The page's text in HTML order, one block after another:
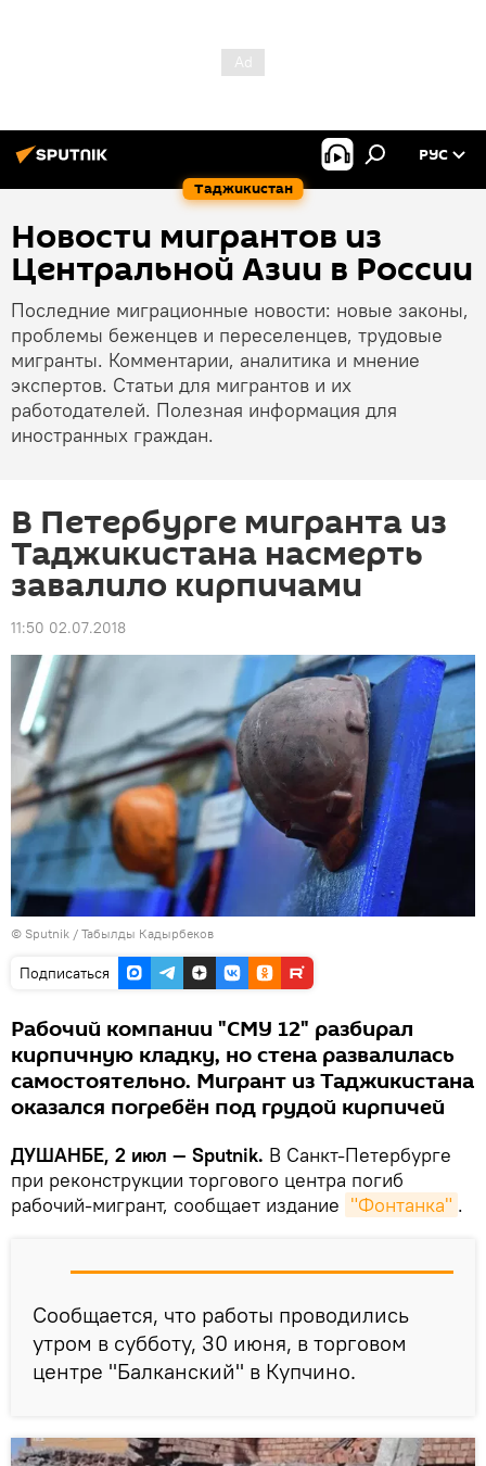
Таджикистан
РУС
Новости мигрантов из
Центральной Азии в России
Последние миграционные новости: новые законы,
проблемы беженцев и переселенцев, трудовые
мигранты. Комментарии, аналитика и мнение
экспертов. Статьи для мигрантов и их
работодателей. Полезная информация для
иностранных граждан.
В Петербурге мигранта из
Таджикистана насмерть
завалило кирпичами
11:50 02.07.2018
© Sputnik / Табылды Кадырбеков
Подписаться
Рабочий компании "СМУ 12" разбирал
кирпичную кладку, но стена развалилась
самостоятельно. Мигрант из Таджикистана
оказался погребён под грудой кирпичей
ДУШАНБЕ, 2 июл — Sputnik. В Санкт-Петербурге
при реконструкции торгового центра погиб
рабочий-мигрант, сообщает издание "Фонтанка" .
Сообщается, что работы проводились
утром в субботу, 30 июня, в торговом
центре "Балканский" в Купчино.